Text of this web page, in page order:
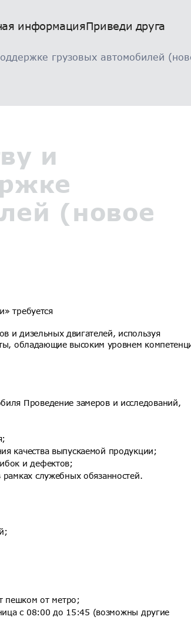
информацияПриведи друга
грузовых автомобилей
и
(новое
требуется
и дизельных двигателей, используя
обладающие высоким уровнем
Проведение замеров и исследований,
качества выпускаемой продукции;
и дефектов;
служебных обязанностей.
пешком от метро;
с 08:00 до 15:45 (возможны другие